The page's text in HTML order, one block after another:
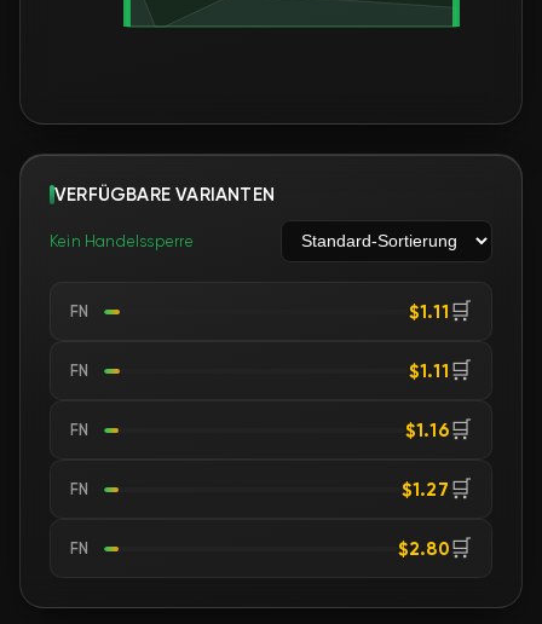
VERFÜGBARE VARIANTEN
Kein Handelssperre
FN $1.11 🛒
FN $1.11 🛒
FN $1.16🛒
FN $1.27 🛒
FN $2.80🛒